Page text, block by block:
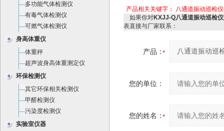
多功能气体检测仪
有毒气体检测仪
可燃气体检测仪
身高体重仪
体重秤
超声波身高体重测定仪
环保检测仪
其它环保相关检测仪
甲醛检测仪
污染度检测仪
实验室仪器
产品相关关键字： 八通道振动巡检仪
如果你对KXJJ-Q八通道振动巡检
表直接与厂家联系：
产品：
您的单位：
您的姓名：